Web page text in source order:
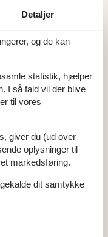
Detaljer
og de kan
statistik, hjælper
I så fald vil der blive
til vores
giver du (ud over
oplysninger til
markedsføring.
dit samtykke